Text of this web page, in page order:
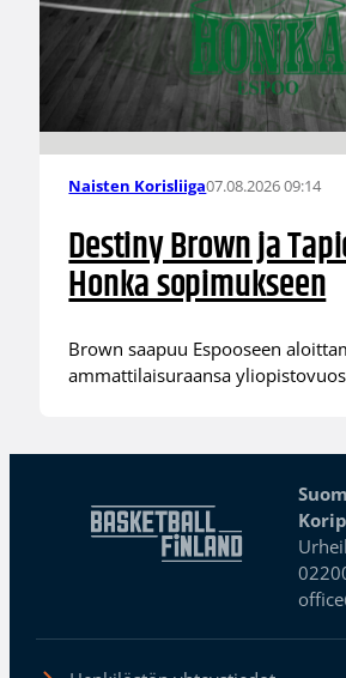
Naisten Korisliiga07.08.2026 09:14
Destiny Brown ja
Honka sopimukseen
Brown saapuu Espooseen
ammattilaisuraansa